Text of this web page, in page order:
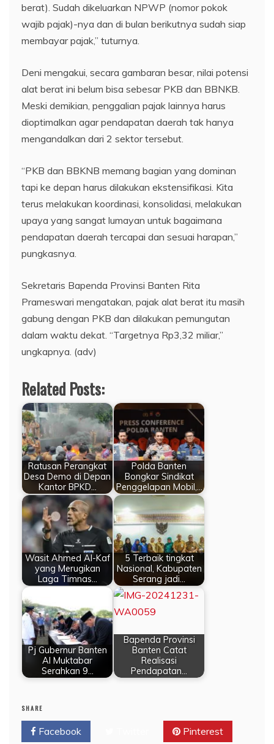
berat). Sudah dikeluarkan NPWP (nomor pokok
wajib pajak)-nya dan di bulan berikutnya sudah siap
membayar pajak,” tuturnya.
Deni mengakui, secara gambaran besar, nilai potensi
alat berat ini belum bisa sebesar PKB dan BBNKB.
Meski demikian, penggalian pajak lainnya harus
dioptimalkan agar pendapatan daerah tak hanya
mengandalkan dari 2 sektor tersebut.
“PKB dan BBKNB memang bagian yang dominan
tapi ke depan harus dilakukan ekstensifikasi. Kita
terus melakukan koordinasi, konsolidasi, melakukan
upaya yang sangat lumayan untuk bagaimana
pendapatan daerah tercapai dan sesuai harapan,”
pungkasnya.
Sekretaris Bapenda Provinsi Banten Rita
Prameswari mengatakan, pajak alat berat itu masih
gabung dengan PKB dan dilakukan pemungutan
dalam waktu dekat. “Targetnya Rp3,32 miliar,”
ungkapnya. (adv)
Related Posts:
Ratusan Perangkat
Desa Demo di Depan
Kantor BPKD…
Polda Banten
Bongkar Sindikat
Penggelapan Mobil,…
Wasit Ahmed Al-Kaf
yang Merugikan
Laga Timnas…
5 Terbaik tingkat
Nasional, Kabupaten
Serang jadi…
Pj Gubernur Banten
Al Muktabar
Serahkan 9…
Bapenda Provinsi
Banten Catat
Realisasi
Pendapatan…
SHARE
Facebook Pinterest